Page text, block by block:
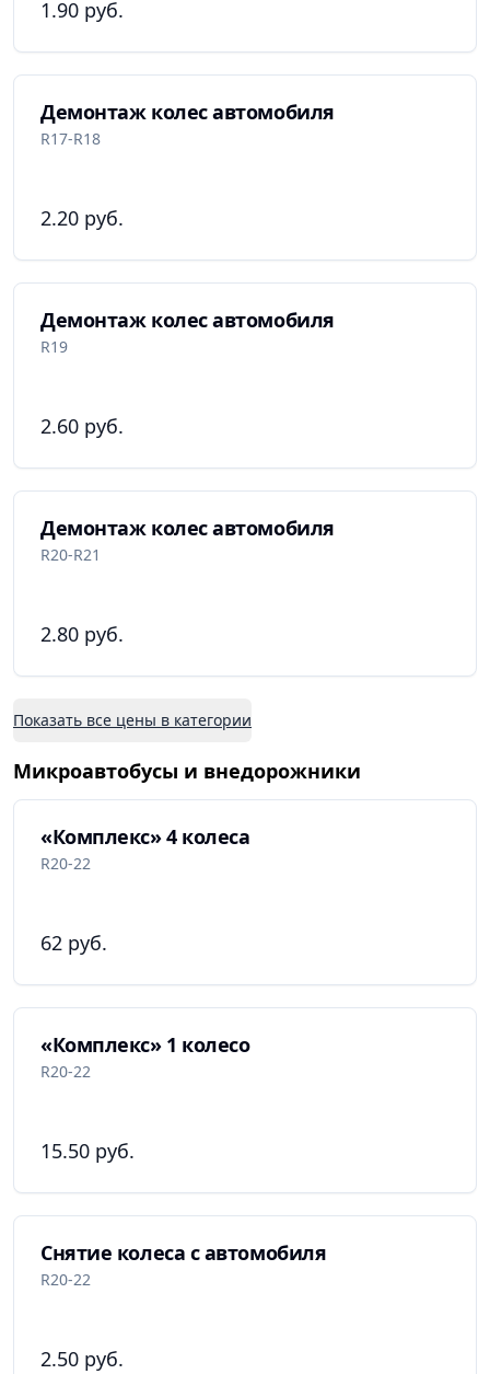
1.90 руб.
Демонтаж колес автомобиля
R17-R18
2.20 руб.
Демонтаж колес автомобиля
R19
2.60 руб.
Демонтаж колес автомобиля
R20-R21
2.80 руб.
Показать все цены в категории
Микроавтобусы и внедорожники
«Комплекс» 4 колеса
R20-22
62 руб.
«Комплекс» 1 колесо
R20-22
15.50 руб.
Снятие колеса с автомобиля
R20-22
2.50 руб.